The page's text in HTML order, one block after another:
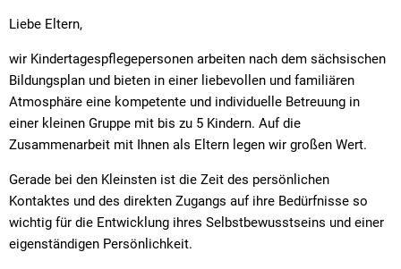
Liebe Eltern,
wir Kindertagespflegepersonen arbeiten nach dem sächsischen
Bildungsplan und bieten in einer liebevollen und familiären
Atmosphäre eine kompetente und individuelle Betreuung in
einer kleinen Gruppe mit bis zu 5 Kindern. Auf die
Zusammenarbeit mit Ihnen als Eltern legen wir großen Wert.
Gerade bei den Kleinsten ist die Zeit des persönlichen
Kontaktes und des direkten Zugangs auf ihre Bedürfnisse so
wichtig für die Entwicklung ihres Selbstbewusstseins und einer
eigenständigen Persönlichkeit.